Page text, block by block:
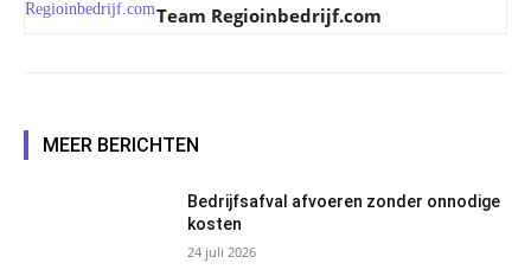
Team Regioinbedrijf.com
MEER BERICHTEN
Bedrijfsafval afvoeren zonder onnodige
kosten
24 juli 2026